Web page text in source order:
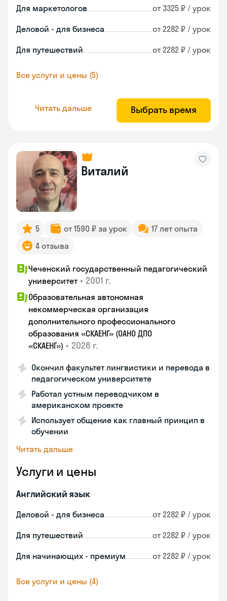
Для маркетологов от 3325 ₽ / урок
Деловой - для бизнеса от 2282 ₽ / урок
Для путешествий от 2282 ₽ / урок
Все услуги и цены (5)
Читать дальше Выбрать время
Виталий
5 от 1590 ₽ за урок
17 лет опыта
4 отзыва
Чеченский государственный педагогический
университет • 2001 г.
Образовательная автономная
некоммерческая организация
дополнительного профессионального
образования «СКАЕНГ» (ОАНО ДПО
«СКАЕНГ») • 2026 г.
Окончил факультет лингвистики и перевода в
педагогическом университете
Работал устным переводчиком в
американском проекте
Использует общение как главный принцип в
обучении
Читать дальше
Услуги и цены
Английский язык
Деловой - для бизнеса от 2282 ₽ / урок
Для путешествий от 2282 ₽ / урок
Для начинающих - премиум от 2282 ₽ / урок
Все услуги и цены (4)